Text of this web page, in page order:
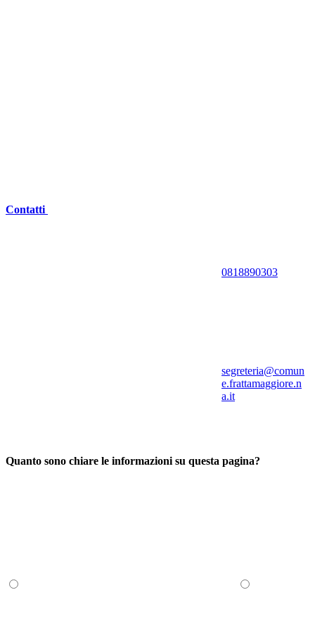
Contatti
0818890303
segreteria@comun
e.frattamaggiore.n
a.it
Quanto sono chiare le informazioni su questa pagina?